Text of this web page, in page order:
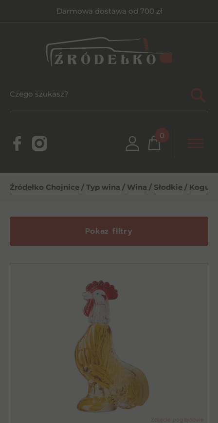
Darmowa dostawa od 700 zł
0
Źródełko Chojnice / Typ wina / Wina / Słodkie / Kogut
Pokaz filtry